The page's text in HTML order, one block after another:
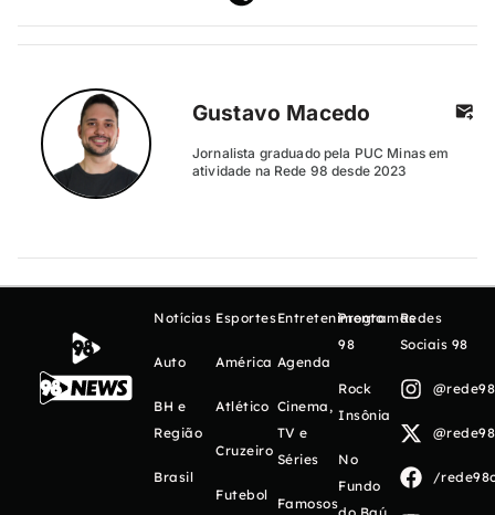
Gustavo Macedo
Jornalista graduado pela PUC Minas em
atividade na Rede 98 desde 2023
Notícias
Auto
BH e
Região
Brasil
Esportes
América
Atlético
Cruzeiro
Futebol
Entretenimento
Agenda
Cinema,
TV e
Séries
Famosos
Programas
98
Rock
Insônia
No
Fundo
Redes
Sociais 98
/